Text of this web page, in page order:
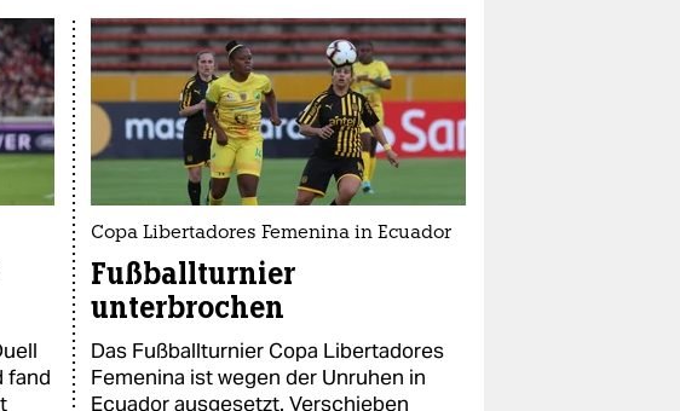
fand
Copa Libertadores Femenina in Ecuador
Fußballturnier
unterbrochen
Das Fußballturnier Copa Libertadores
Femenina ist wegen der Unruhen in
Ecuador ausgesetzt. Verschieben